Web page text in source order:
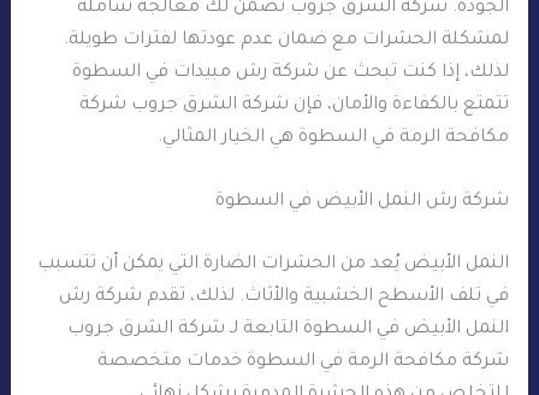
الجودة. شركة الشرق جروب تضمن لك معالجة شاملة
لمشكلة الحشرات مع ضمان عدم عودتها لفترات طويلة.
لذلك، إذا كنت تبحث عن شركة رش مبيدات في السطوة
تتمتع بالكفاءة والأمان، فإن شركة الشرق جروب شركة
مكافحة الرمة في السطوة هي الخيار المثالي.
شركة رش النمل الأبيض في السطوة
النمل الأبيض يُعد من الحشرات الضارة التي يمكن أن تتسبب
في تلف الأسطح الخشبية والأثاث. لذلك، تقدم شركة رش
النمل الأبيض في السطوة التابعة لـ شركة الشرق جروب
شركة مكافحة الرمة في السطوة خدمات متخصصة